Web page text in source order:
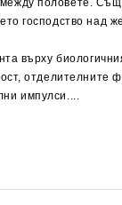
половете.
господство над
върху
импулси....